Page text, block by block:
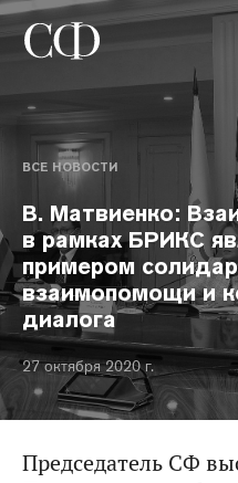
ВСЕ НОВОСТИ
В. Матвиенко:
в рамках БРИКС
примером
взаимопомощи и
диалога
27 октября 2020 г.
Председатель СФ